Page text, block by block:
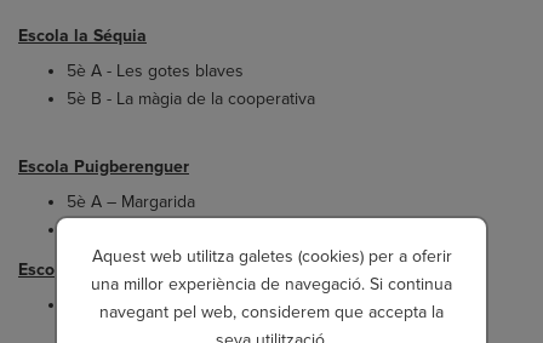
Aquest web utilitza galetes (cookies) per a oferir
una millor experiència de navegació. Si continua
navegant pel web, considerem que accepta la
Escola la Séquia
5è A - Les gotes blaves
5è B - La màgia de la cooperativa
Escola Puigberenguer
5è A – Margarida
Escola Pare Algué
5è – Super Class pro